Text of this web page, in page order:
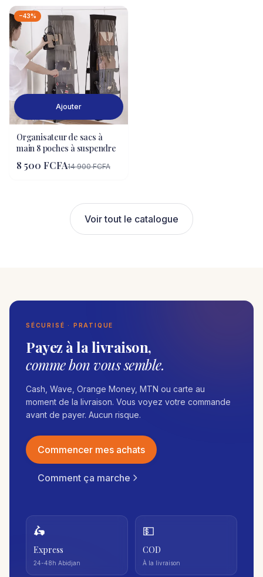
−43%
Ajouter
Organisateur de sacs à
main 8 poches à suspendre
8 500 FCFA14 900 FCFA
Voir tout le catalogue
SÉCURISÉ · PRATIQUE
Payez à la livraison,
comme bon vous semble.
Cash, Wave, Orange Money, MTN ou carte au
moment de la livraison. Vous voyez votre commande
avant de payer. Aucun risque.
Commencer mes achats
Comment ça marche
🛵
Express
24-48h Abidjan
💵
COD
À la livraison